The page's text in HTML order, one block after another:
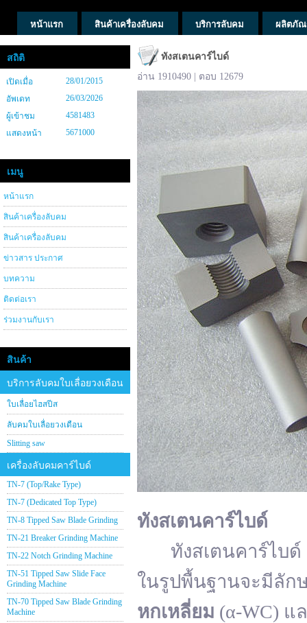
หน้าแรก สินค้าเครื่องลับคม บริการลับคม ผลิตภัณ
สถิติ
เปิดเมื่อ
28/01/2015
อัพเดท
26/03/2026
ผู้เข้าชม
4581483
แสดงหน้า
5671000
เมนู
หน้าแรก
สินค้าเครื่องลับคม
สินค้าเครื่องลับคม
ข่าวสาร ประกาศ
บทความ
ติดต่อเรา
ร่วมงานกับเรา
สินค้า
บริการลับคมใบเลื่อยวงเดือน
ใบเลื่อยไฮสปีส
ลับคมใบเลื่อยวงเดือน
Slitting saw
เครื่องลับคมคาร์ไบด์
TN-7 (Top/Rake Type)
TN-7 (Dedicated Top Type)
TN-8 Tipped Saw Blade Grinding
TN-21 Breaker Grinding Machine
TN-22 Notch Grinding Machine
TN-51 Tipped Saw Slide Face
Grinding Machine
TN-70 Tipped Saw Blade Grinding
Machine
ทังสเตนคาร์ไบด์
อ่าน 1910490 | ตอบ 12679
ทังสเตนคาร์ไบด์
ทังสเตนคาร์ไบด์ (
ในรูปพื้นฐานจะมีลัก
หกเหลี่ยม (α-WC) แ